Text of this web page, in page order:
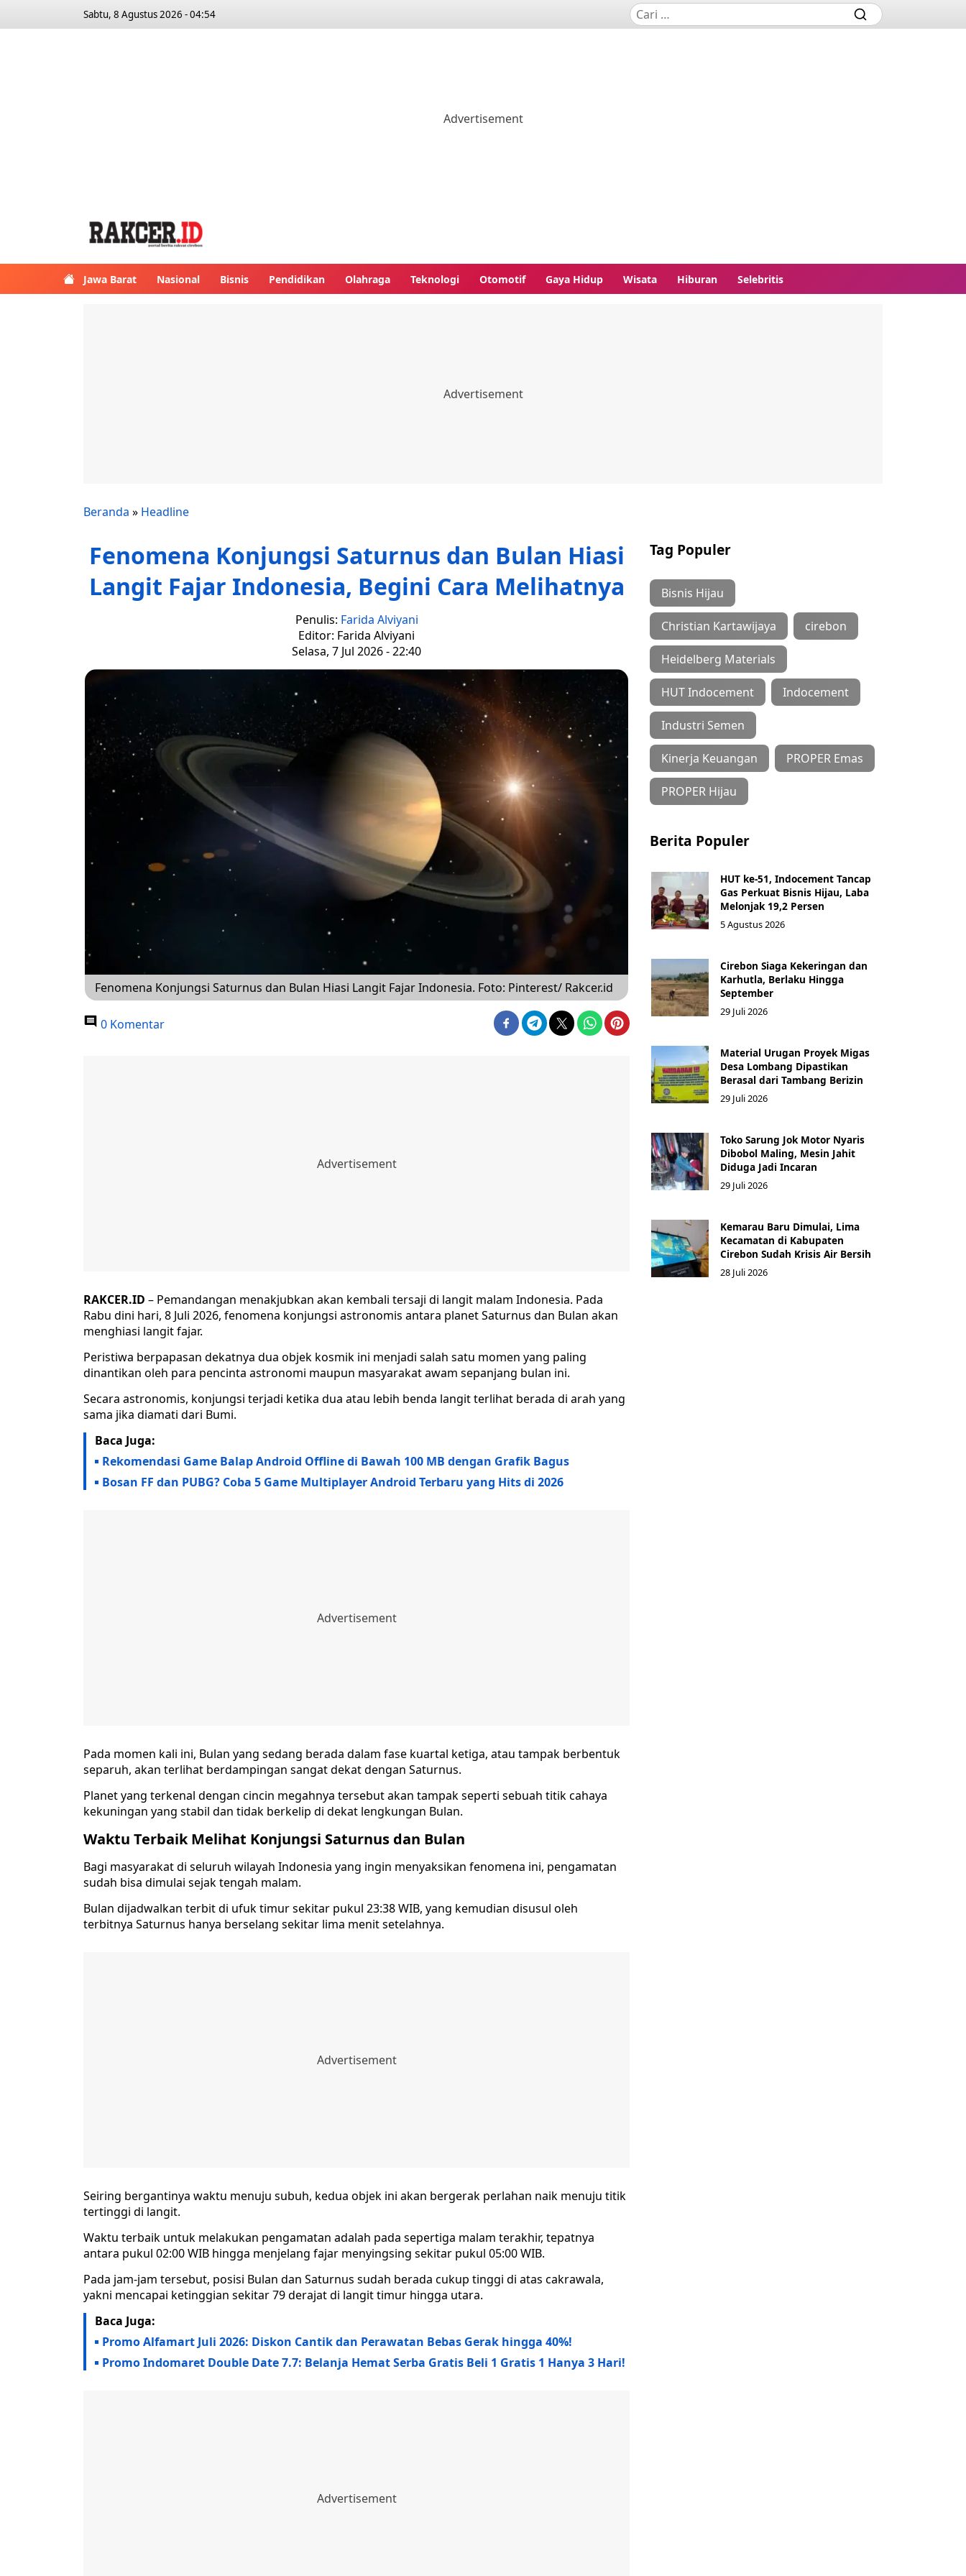
Sabtu, 8 Agustus 2026 - 04:54
Jawa Barat Nasional Bisnis Pendidikan Olahraga Teknologi Otomotif Gaya Hidup Wisata Hiburan Selebritis
Beranda » Headline
Fenomena Konjungsi Saturnus dan Bulan Hiasi
Langit Fajar Indonesia, Begini Cara Melihatnya
Penulis: Farida Alviyani
Editor: Farida Alviyani
Selasa, 7 Jul 2026 - 22:40
Fenomena Konjungsi Saturnus dan Bulan Hiasi Langit Fajar Indonesia. Foto: Pinterest/ Rakcer.id
0 Komentar
RAKCER.ID – Pemandangan menakjubkan akan kembali tersaji di langit malam Indonesia. Pada
Rabu dini hari, 8 Juli 2026, fenomena konjungsi astronomis antara planet Saturnus dan Bulan akan
menghiasi langit fajar.
Peristiwa berpapasan dekatnya dua objek kosmik ini menjadi salah satu momen yang paling
dinantikan oleh para pencinta astronomi maupun masyarakat awam sepanjang bulan ini.
Secara astronomis, konjungsi terjadi ketika dua atau lebih benda langit terlihat berada di arah yang
sama jika diamati dari Bumi.
Baca Juga:
Rekomendasi Game Balap Android Offline di Bawah 100 MB dengan Grafik Bagus
Bosan FF dan PUBG? Coba 5 Game Multiplayer Android Terbaru yang Hits di 2026
Pada momen kali ini, Bulan yang sedang berada dalam fase kuartal ketiga, atau tampak berbentuk
separuh, akan terlihat berdampingan sangat dekat dengan Saturnus.
Planet yang terkenal dengan cincin megahnya tersebut akan tampak seperti sebuah titik cahaya
kekuningan yang stabil dan tidak berkelip di dekat lengkungan Bulan.
Waktu Terbaik Melihat Konjungsi Saturnus dan Bulan
Bagi masyarakat di seluruh wilayah Indonesia yang ingin menyaksikan fenomena ini, pengamatan
sudah bisa dimulai sejak tengah malam.
Bulan dijadwalkan terbit di ufuk timur sekitar pukul 23:38 WIB, yang kemudian disusul oleh
terbitnya Saturnus hanya berselang sekitar lima menit setelahnya.
Seiring bergantinya waktu menuju subuh, kedua objek ini akan bergerak perlahan naik menuju titik
tertinggi di langit.
Waktu terbaik untuk melakukan pengamatan adalah pada sepertiga malam terakhir, tepatnya
antara pukul 02:00 WIB hingga menjelang fajar menyingsing sekitar pukul 05:00 WIB.
Pada jam-jam tersebut, posisi Bulan dan Saturnus sudah berada cukup tinggi di atas cakrawala,
yakni mencapai ketinggian sekitar 79 derajat di langit timur hingga utara.
Baca Juga:
Promo Alfamart Juli 2026: Diskon Cantik dan Perawatan Bebas Gerak hingga 40%!
Promo Indomaret Double Date 7.7: Belanja Hemat Serba Gratis Beli 1 Gratis 1 Hanya 3 Hari!
Tag Populer
Bisnis Hijau
Christian Kartawijaya cirebon
Heidelberg Materials
HUT Indocement Indocement
Industri Semen
Kinerja Keuangan PROPER Emas
PROPER Hijau
Berita Populer
HUT ke-51, Indocement Tancap
Gas Perkuat Bisnis Hijau, Laba
Melonjak 19,2 Persen
5 Agustus 2026
Cirebon Siaga Kekeringan dan
Karhutla, Berlaku Hingga
September
29 Juli 2026
Material Urugan Proyek Migas
Desa Lombang Dipastikan
Berasal dari Tambang Berizin
29 Juli 2026
Toko Sarung Jok Motor Nyaris
Dibobol Maling, Mesin Jahit
Diduga Jadi Incaran
29 Juli 2026
Kemarau Baru Dimulai, Lima
Kecamatan di Kabupaten
Cirebon Sudah Krisis Air Bersih
28 Juli 2026